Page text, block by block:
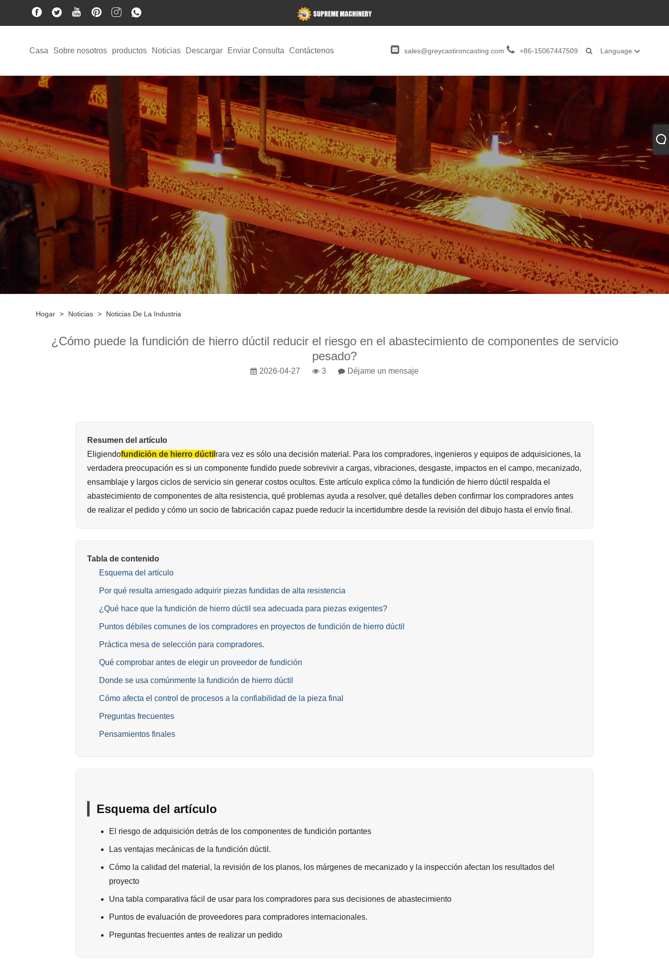
Casa Sobre nosotros productos Noticias Descargar Enviar Consulta Contáctenos sales@greycastironcasting.com +86-15067447509 Language
Hogar > Noticias > Noticias De La Industria
¿Cómo puede la fundición de hierro dúctil reducir el riesgo en el abastecimiento de componentes de servicio
pesado?
2026-04-27 3 Déjame un mensaje
Resumen del artículo
Eligiendofundición de hierro dúctil rara vez es sólo una decisión material. Para los compradores, ingenieros y equipos de adquisiciones, la
verdadera preocupación es si un componente fundido puede sobrevivir a cargas, vibraciones, desgaste, impactos en el campo, mecanizado,
ensamblaje y largos ciclos de servicio sin generar costos ocultos. Este artículo explica cómo la fundición de hierro dúctil respalda el
abastecimiento de componentes de alta resistencia, qué problemas ayuda a resolver, qué detalles deben confirmar los compradores antes
de realizar el pedido y cómo un socio de fabricación capaz puede reducir la incertidumbre desde la revisión del dibujo hasta el envío final.
Tabla de contenido
Esquema del artículo
Por qué resulta arriesgado adquirir piezas fundidas de alta resistencia
¿Qué hace que la fundición de hierro dúctil sea adecuada para piezas exigentes?
Puntos débiles comunes de los compradores en proyectos de fundición de hierro dúctil
Práctica mesa de selección para compradores.
Qué comprobar antes de elegir un proveedor de fundición
Donde se usa comúnmente la fundición de hierro dúctil
Cómo afecta el control de procesos a la confiabilidad de la pieza final
Preguntas frecuentes
Pensamientos finales
Esquema del artículo
El riesgo de adquisición detrás de los componentes de fundición portantes
Las ventajas mecánicas de la fundición dúctil.
Cómo la calidad del material, la revisión de los planos, los márgenes de mecanizado y la inspección afectan los resultados del
proyecto
Una tabla comparativa fácil de usar para los compradores para sus decisiones de abastecimiento
Puntos de evaluación de proveedores para compradores internacionales.
Preguntas frecuentes antes de realizar un pedido